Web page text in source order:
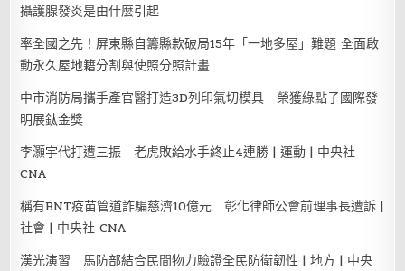
攝護腺發炎是由什麼引起
率全國之先！屏東縣自籌縣款破局15年「一地多屋」難題 全面啟
動永久屋地籍分割與使照分照計畫
中市消防局攜手產官醫打造3D列印氣切模具 榮獲綠點子國際發
明展鈦金獎
李灝宇代打遭三振 老虎敗給水手終止4連勝 | 運動 | 中央社
CNA
稱有BNT疫苗管道詐騙慈濟10億元 彰化律師公會前理事長遭訴 |
社會 | 中央社 CNA
漢光演習 馬防部結合民間物力驗證全民防衛韌性 | 地方 | 中央